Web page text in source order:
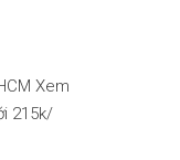
Xem
215k/